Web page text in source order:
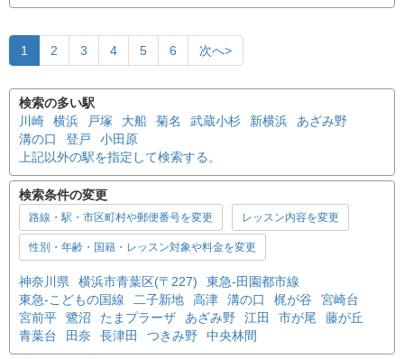
1 2 3 4 5 6 次へ>
検索の多い駅
川崎
横浜 戸塚 大船 菊名 武蔵小杉 新横浜
あざみ野
溝の口
登戸
小田原
上記以外の駅を指定して検索する。
検索条件の変更
路線・駅・市区町村や郵便番号を変更 レッスン内容を変更
性別・年齢・国籍・レッスン対象や料金を変更
神奈川県 横浜市青葉区(〒227)
東急-田園都市線
東急-こどもの国線
二子新地 高津 溝の口 梶が谷
宮崎台
宮前平
鷺沼 たまプラーザ あざみ野 江田 市が尾
藤が丘
青葉台
田奈 長津田 つきみ野 中央林間